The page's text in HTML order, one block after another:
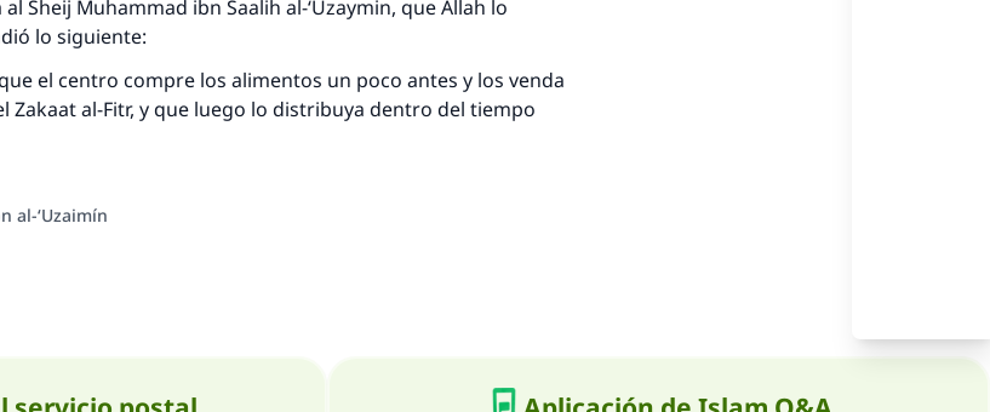
al Sheij Muhammad ibn Saalih al-‘Uzaymin, que Allah lo
lo siguiente:
que el centro compre los alimentos un poco antes y los venda
Zakaat al-Fitr, y que luego lo distribuya dentro del tiempo
al-‘Uzaimín
que orienta a otros a hacer el bien obtendrá la
recompensa que aquellos que lo realicen."
(MUSLIM, 1893)